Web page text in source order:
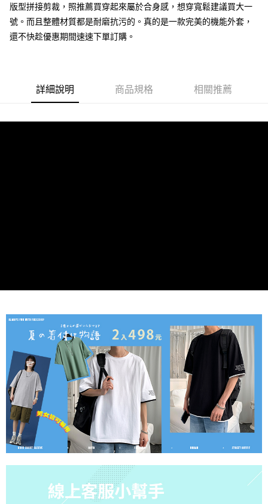
外島郵寄
每筆NT$150
版型拼接剪裁，照推薦買穿起來屬於合身感，想穿寬鬆建議買大一
號。而且整體材質都是耐磨抗污的。真的是一款完美的機能外套，
還不快趁優惠期間速速下單訂購。
詳細說明 商品規格 相關推薦